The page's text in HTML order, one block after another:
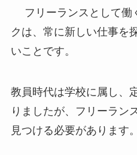
フリーランスとして働
クは、常に新しい仕事を
いことです。
教員時代は学校に属し、
りましたが、フリーラン
見つける必要があります。